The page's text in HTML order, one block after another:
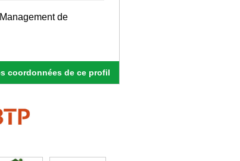
de
coordonnées de ce profil